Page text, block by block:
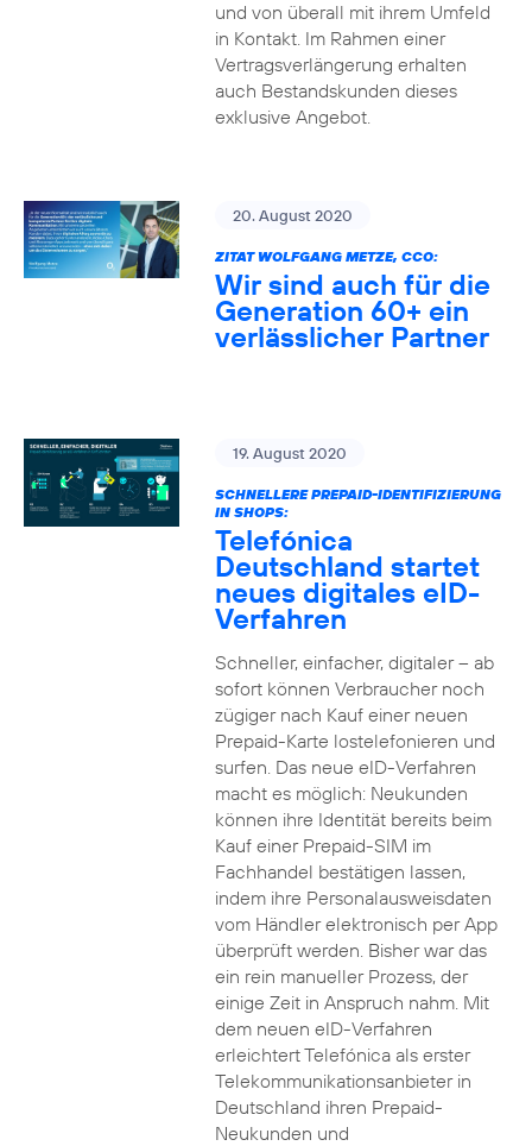
und von überall mit ihrem Umfeld
in Kontakt. Im Rahmen einer
Vertragsverlängerung erhalten
auch Bestandskunden dieses
exklusive Angebot.
20. August 2020
ZITAT WOLFGANG METZE, CCO:
Wir sind auch für die
Generation 60+ ein
verlässlicher Partner
19. August 2020
SCHNELLERE PREPAID-IDENTIFIZIERUNG
IN SHOPS:
Telefónica
Deutschland startet
neues digitales eID-
Verfahren
Schneller, einfacher, digitaler – ab
sofort können Verbraucher noch
zügiger nach Kauf einer neuen
Prepaid-Karte lostelefonieren und
surfen. Das neue eID-Verfahren
macht es möglich: Neukunden
können ihre Identität bereits beim
Kauf einer Prepaid-SIM im
Fachhandel bestätigen lassen,
indem ihre Personalausweisdaten
vom Händler elektronisch per App
überprüft werden. Bisher war das
ein rein manueller Prozess, der
einige Zeit in Anspruch nahm. Mit
dem neuen eID-Verfahren
erleichtert Telefónica als erster
Telekommunikationsanbieter in
Deutschland ihren Prepaid-
Neukunden und